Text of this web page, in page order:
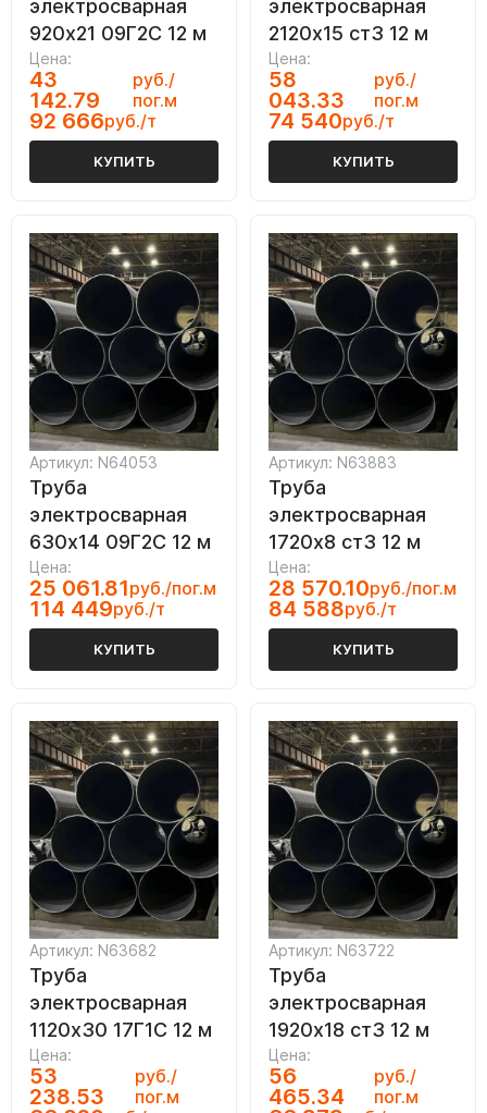
электросварная
920х21 09Г2С 12 м
Цена:
43
142.79
руб./
пог.м
92 666руб./т
КУПИТЬ
электросварная
2120х15 ст3 12 м
Цена:
58
043.33
руб./
пог.м
74 540руб./т
КУПИТЬ
Артикул: N64053
Труба
электросварная
630х14 09Г2С 12 м
Цена:
25 061.81руб./пог.м
114 449руб./т
КУПИТЬ
Артикул: N63883
Труба
электросварная
1720х8 ст3 12 м
Цена:
28 570.10руб./пог.м
84 588руб./т
КУПИТЬ
Артикул: N63682
Труба
электросварная
1120х30 17Г1С 12 м
Цена:
53
238.53
руб./
пог.м
Артикул: N63722
Труба
электросварная
1920х18 ст3 12 м
Цена:
56
465.34
руб./
пог.м